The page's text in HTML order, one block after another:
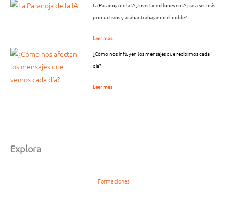
La Paradoja de la IA ¿Invertir millones en IA para ser más
productivos y acabar trabajando el doble?
Leer más
¿Cómo nos influyen los mensajes que recibimos cada
día?
Leer más
Explora
Formaciones